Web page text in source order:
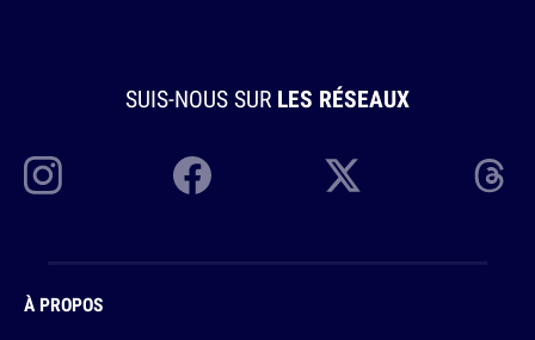
SUIS-NOUS SUR LES RÉSEAUX
À PROPOS